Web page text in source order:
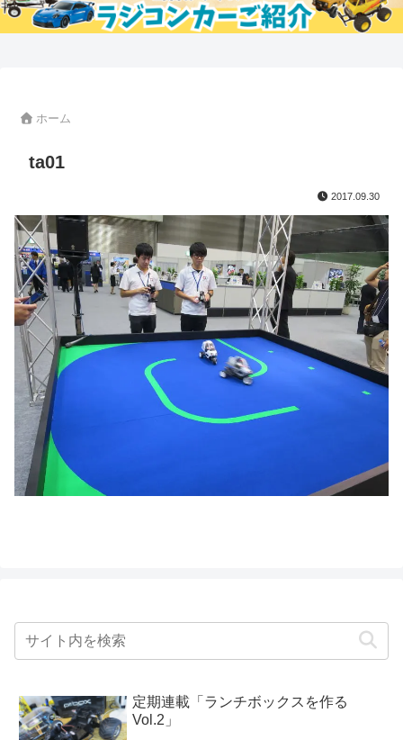
ホーム
ta01
2017.09.30
定期連載「ランチボックスを作る
Vol.2」